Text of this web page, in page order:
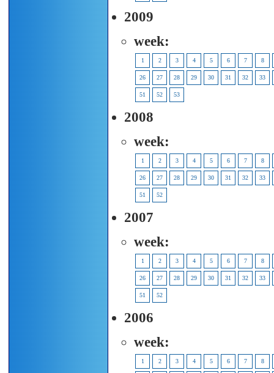
2009
week:
1 2 3 4 5 6 7 8
26 27 28 29 30 31 32 33
51 52 53
2008
week:
1 2 3 4 5 6 7 8
26 27 28 29 30 31 32 33
51 52
2007
week:
1 2 3 4 5 6 7 8
26 27 28 29 30 31 32 33
51 52
2006
week:
1 2 3 4 5 6 7 8